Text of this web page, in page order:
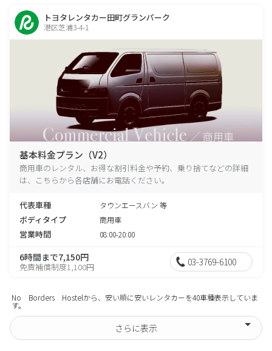
トヨタレンタカー田町グランパーク
港区芝浦3-4-1
基本料金プラン（V2）
商用車のレンタル、お得な割引料金や予約、乗り捨てなどの詳細
は、こちらから各店舗にお電話ください。
代表車種 タウンエースバン 等
ボディタイプ 商用車
営業時間 08:00-20:00
6時間まで7,150円
免責補償制度1,100円 03-3769-6100
No Borders Hostelから、安い順に安いレンタカーを40車種表示していま
す。
さらに表示